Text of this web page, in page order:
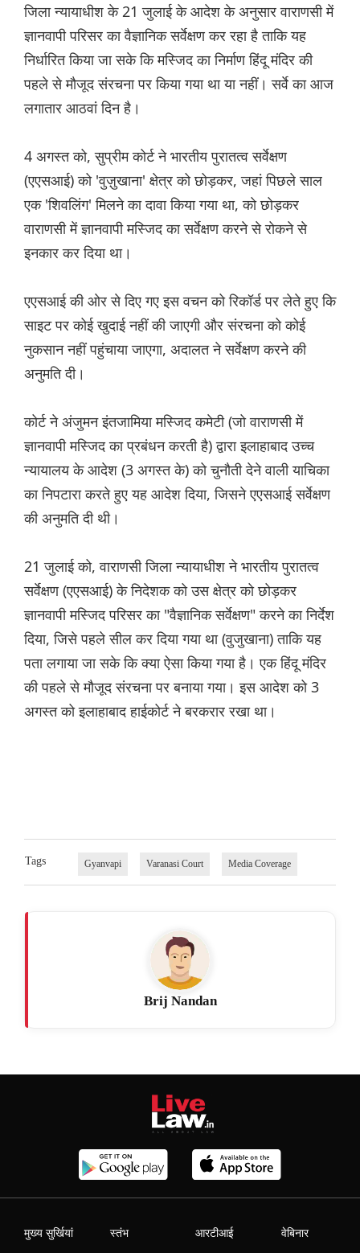
जिला न्यायाधीश के 21 जुलाई के आदेश के अनुसार वाराणसी में
ज्ञानवापी परिसर का वैज्ञानिक सर्वेक्षण कर रहा है ताकि यह
निर्धारित किया जा सके कि मस्जिद का निर्माण हिंदू मंदिर की
पहले से मौजूद संरचना पर किया गया था या नहीं। सर्वे का आज
लगातार आठवां दिन है।
4 अगस्त को, सुप्रीम कोर्ट ने भारतीय पुरातत्व सर्वेक्षण
(एएसआई) को 'वुज़ुखाना' क्षेत्र को छोड़कर, जहां पिछले साल
एक 'शिवलिंग' मिलने का दावा किया गया था, को छोड़कर
वाराणसी में ज्ञानवापी मस्जिद का सर्वेक्षण करने से रोकने से
इनकार कर दिया था।
एएसआई की ओर से दिए गए इस वचन को रिकॉर्ड पर लेते हुए कि
साइट पर कोई खुदाई नहीं की जाएगी और संरचना को कोई
नुकसान नहीं पहुंचाया जाएगा, अदालत ने सर्वेक्षण करने की
अनुमति दी।
कोर्ट ने अंजुमन इंतजामिया मस्जिद कमेटी (जो वाराणसी में
ज्ञानवापी मस्जिद का प्रबंधन करती है) द्वारा इलाहाबाद उच्च
न्यायालय के आदेश (3 अगस्त के) को चुनौती देने वाली याचिका
का निपटारा करते हुए यह आदेश दिया, जिसने एएसआई सर्वेक्षण
की अनुमति दी थी।
21 जुलाई को, वाराणसी जिला न्यायाधीश ने भारतीय पुरातत्व
सर्वेक्षण (एएसआई) के निदेशक को उस क्षेत्र को छोड़कर
ज्ञानवापी मस्जिद परिसर का "वैज्ञानिक सर्वेक्षण" करने का निर्देश
दिया, जिसे पहले सील कर दिया गया था (वुजुखाना) ताकि यह
पता लगाया जा सके कि क्या ऐसा किया गया है। एक हिंदू मंदिर
की पहले से मौजूद संरचना पर बनाया गया। इस आदेश को 3
अगस्त को इलाहाबाद हाईकोर्ट ने बरकरार रखा था।
Tags Gyanvapi Varanasi Court Media Coverage
Brij Nandan
मुख्य सुर्खियां स्तंभ आरटीआई वेबिनार